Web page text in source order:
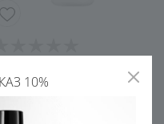
SALON
10%